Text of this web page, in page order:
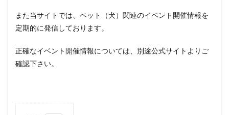
また当サイトでは、ペット（犬）関連のイベント開催情報を
定期的に発信しております。
正確なイベント開催情報については、別途公式サイトよりご
確認下さい。